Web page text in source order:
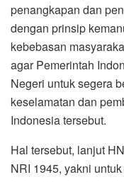
penangkapan dan
dengan prinsip
kebebasan
agar Pemerintah
Negeri untuk segera
keselamatan dan
Indonesia tersebut.
Hal tersebut, lanjut
NRI 1945, yakni